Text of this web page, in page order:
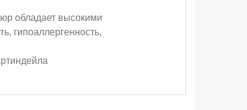
обладает высокими
гипоаллергенность,